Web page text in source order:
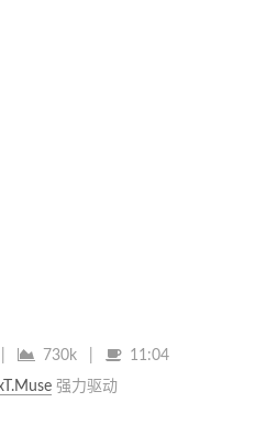
730k
11:04
强力驱动